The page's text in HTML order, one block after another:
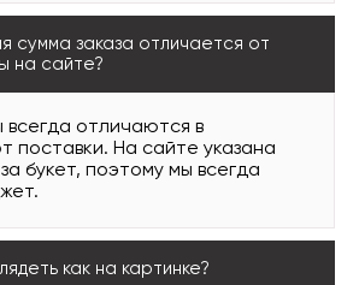
сумма заказа отличается от
на сайте?
всегда отличаются в
поставки. На сайте указана
букет, поэтому мы всегда
как на картинке?